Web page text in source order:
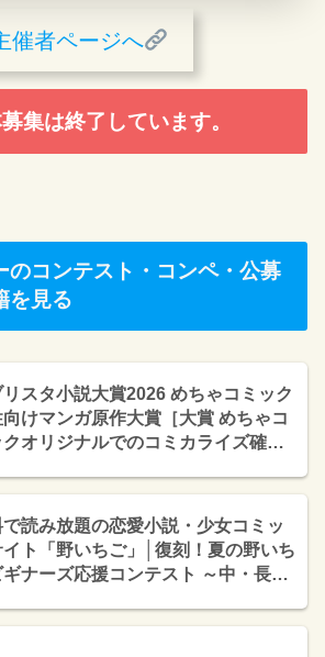
催者ページへ
集は終了しています。
のコンテスト・コンペ・公募
を見る
リスタ小説大賞2026 めちゃコミック
けマンガ原作大賞［大賞 めちゃコ
クオリジナルでのコミカライズ確約
読み放題の恋愛小説・少女コミッ
イト「野いちご」│復刻！夏の野いち
ギナーズ応援コンテスト ～中・長編
ード10,000円分 隔週オススメに掲